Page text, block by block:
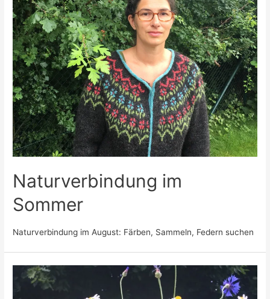
Naturverbindung im
Sommer
Naturverbindung im August: Färben, Sammeln, Federn suchen